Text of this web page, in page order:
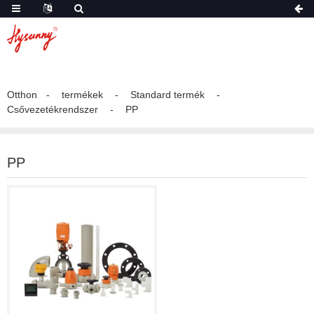
Otthon termékek
Standard termék
Csővezetékrendszer
PP
PP